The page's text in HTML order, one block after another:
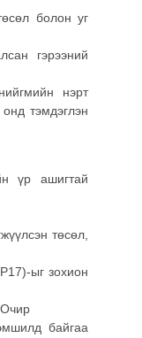
болон уг
гэрээний
нэрт
тэмдэглэн
үр ашигтай
төсөл,
ыг зохион
Очир
байгаа